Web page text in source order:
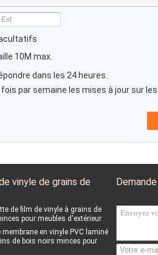
10M max.
dans les 24 heures.
fois par semaine les mises à jour sur
vinyle de grains de
de film de vinyle à grains de
pour meubles d'extérieur
membrane en vinyle PVC laminé
de bois noirs minces pour